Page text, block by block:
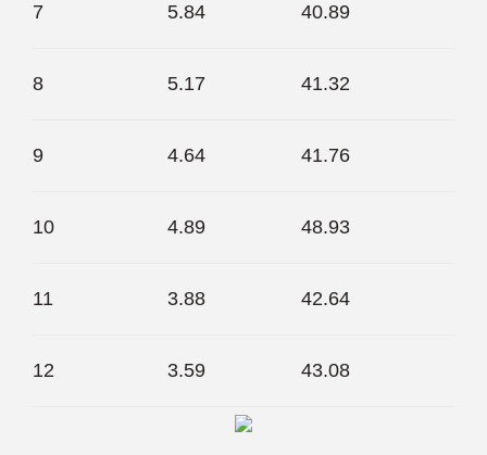
7 5.84 40.89
8 5.17 41.32
9 4.64 41.76
10 4.89 48.93
11 3.88 42.64
12 3.59 43.08